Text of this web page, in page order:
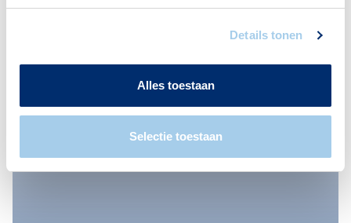
Details tonen
Alles toestaan
Selectie toestaan